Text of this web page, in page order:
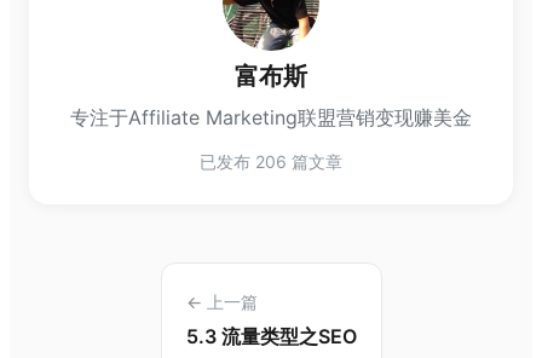
富布斯
专注于Affiliate Marketing联盟营销变现赚美金
已发布 206 篇文章
← 上一篇
5.3 流量类型之SEO